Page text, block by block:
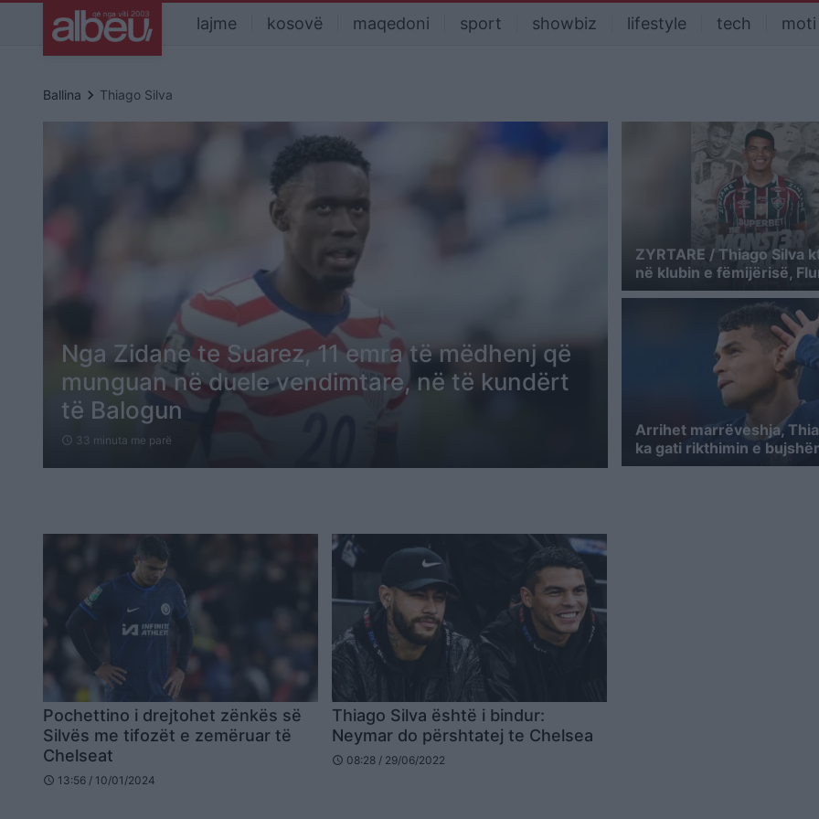
lajme kosovë maqedoni sport showbiz lifestyle tech moti
Ballina keyboard_arrow_right Thiago Silva
Nga Zidane te Suarez, 11 emra të mëdhenj që
munguan në duele vendimtare, në të kundërt
të Balogun
schedule 33 minuta me parë
ZYRTARE / Thiago Silva
në klubin e fëmijërisë,
Arrihet marrëveshja,
ka gati rikthimin e
Pochettino i drejtohet zënkës së
Silvës me tifozët e zemëruar të
Chelseat
schedule 13:56 / 10/01/2024
Thiago Silva është i bindur:
Neymar do përshtatej te Chelsea
schedule 08:28 / 29/06/2022